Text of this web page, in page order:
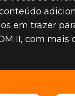
de 2020
O
em trazer
II, com